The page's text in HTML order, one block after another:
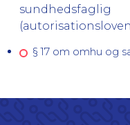
§ 17 om omhu og